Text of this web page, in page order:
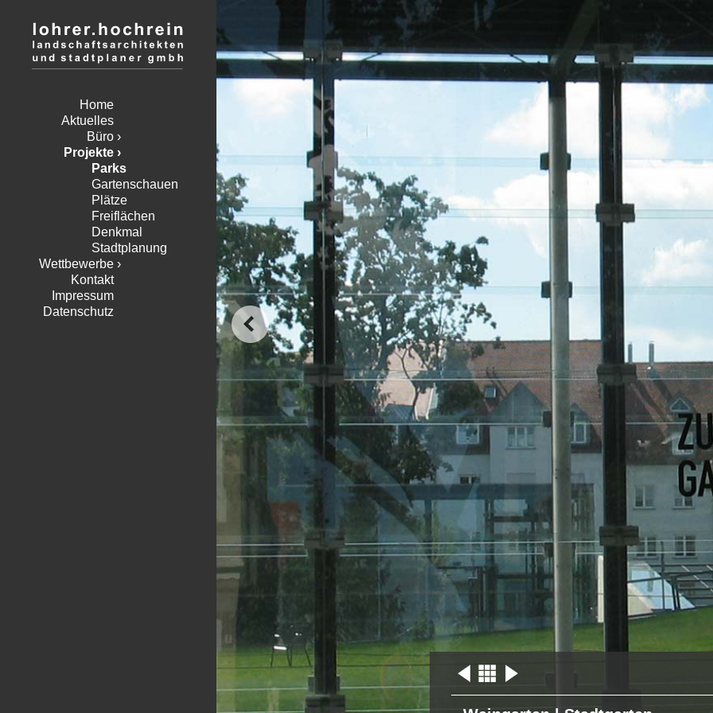
Home
Aktuelles
Büro
Projekte
Parks
Gartenschauen
Plätze
Freiflächen
Denkmal
Stadtplanung
Wettbewerbe
Kontakt
Impressum
Datenschutz